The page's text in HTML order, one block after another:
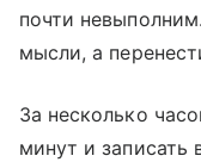
почти
мысли, а
За несколько
минут и записать